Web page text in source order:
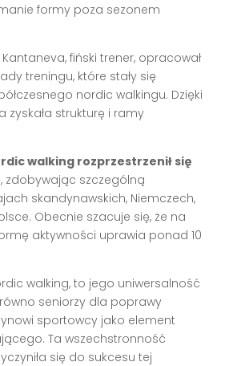
formy poza sezonem
Kantaneva, fiński trener, opracował
treningu, które stały się
nordic walkingu. Dzięki
zyskała strukturę i ramy
walking rozprzestrzenił się
, zdobywając szczególną
skandynawskich, Niemczech,
Obecnie szacuje się, że na
aktywności uprawia ponad 10
walking, to jego uniwersalność
seniorzy dla poprawy
sportowcy jako element
Ta wszechstronność
się do sukcesu tej